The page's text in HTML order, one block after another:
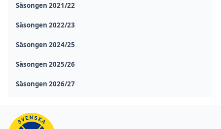
Säsongen 2021/22
Säsongen 2022/23
Säsongen 2024/25
Säsongen 2025/26
Säsongen 2026/27